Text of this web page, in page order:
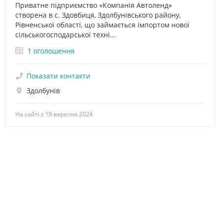
Приватне підприємство «Компанія Автоленд»
створена в с. Здовбиця, Здолбунівського району,
Рівненської області, що займається імпортом нової
сільськогосподарської техні...
1 оголошення
На сайті з 19 вересня 2024
Показати контакти
Здолбунів